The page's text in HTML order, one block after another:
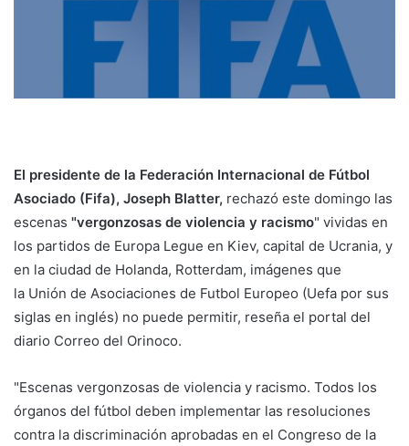
El presidente de la Federación Internacional de Fútbol
Asociado (Fifa), Joseph Blatter, rechazó este domingo las
escenas "vergonzosas de violencia y racismo" vividas en
los partidos de Europa Legue en Kiev, capital de Ucrania, y
en la ciudad de Holanda, Rotterdam, imágenes que
la Unión de Asociaciones de Futbol Europeo (Uefa por sus
siglas en inglés) no puede permitir, reseña el portal del
diario Correo del Orinoco.
"Escenas vergonzosas de violencia y racismo. Todos los
órganos del fútbol deben implementar las resoluciones
contra la discriminación aprobadas en el Congreso de la